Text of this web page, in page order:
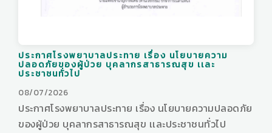
ประกาศโรงพยาบาลประทาย เรื่อง นโยบายความ
ปลอดภัยของผู้ป่วย บุคลากรสาธารณสุข เเละ
ประชาชนทั่วไป
08/07/2026
ประกาศโรงพยาบาลประทาย เรื่อง นโยบายความปลอดภัย
ของผู้ป่วย บุคลากรสาธารณสุข เเละประชาชนทั่วไป